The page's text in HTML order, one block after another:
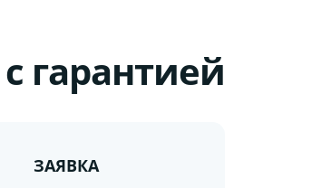
гарантией
ЗАЯВКА